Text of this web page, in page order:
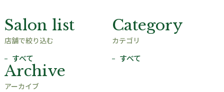
Salon list
店舗で絞り込む
すべて
Category
カテゴリ
すべて
Archive
アーカイブ